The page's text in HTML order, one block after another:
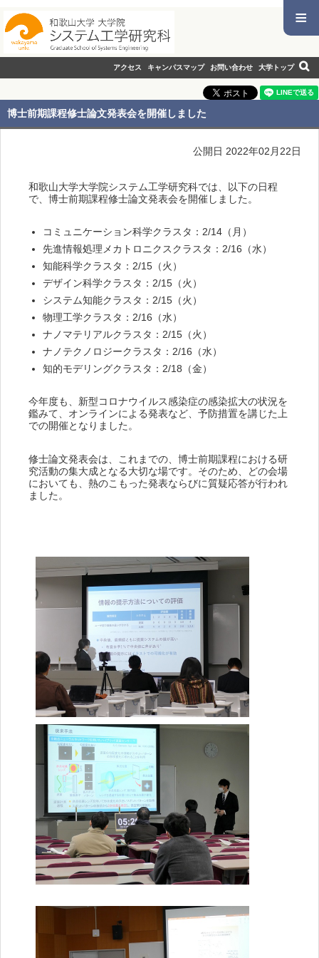
≡
アクセス キャンパスマップ お問い合わせ 大学トップ
博士前期課程修士論文発表会を開催しました
公開日 2022年02月22日
和歌山大学大学院システム工学研究科では、以下の日程
で、博士前期課程修士論文発表会を開催しました。
コミュニケーション科学クラスタ：2/14（月）
先進情報処理メカトロニクスクラスタ：2/16（水）
知能科学クラスタ：2/15（火）
デザイン科学クラスタ：2/15（火）
システム知能クラスタ：2/15（火）
物理工学クラスタ：2/16（水）
ナノマテリアルクラスタ：2/15（火）
ナノテクノロジークラスタ：2/16（水）
知的モデリングクラスタ：2/18（金）
今年度も、新型コロナウイルス感染症の感染拡大の状況を
鑑みて、オンラインによる発表など、予防措置を講じた上
での開催となりました。
修士論文発表会は、これまでの、博士前期課程における研
究活動の集大成となる大切な場です。そのため、どの会場
においても、熱のこもった発表ならびに質疑応答が行われ
ました。